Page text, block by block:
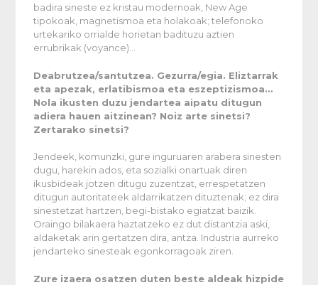
badira sineste ez kristau modernoak, New Age
tipokoak, magnetismoa eta holakoak; telefonoko
urtekariko orrialde horietan badituzu aztien
errubrikak (voyance)…
Deabrutzea/santutzea. Gezurra/egia. Eliztarrak
eta apezak, erlatibismoa eta eszeptizismoa…
Nola ikusten duzu jendartea aipatu ditugun
adiera hauen aitzinean? Noiz arte sinetsi?
Zertarako sinetsi?
Jendeek, komunzki, gure inguruaren arabera sinesten
dugu, harekin ados, eta sozialki onartuak diren
ikusbideak jotzen ditugu zuzentzat, errespetatzen
ditugun autoritateek aldarrikatzen dituztenak; ez dira
sinestetzat hartzen, begi-bistako egiatzat baizik.
Oraingo bilakaera haztatzeko ez dut distantzia aski,
aldaketak arin gertatzen dira, antza. Industria aurreko
jendarteko sinesteak egonkorragoak ziren.
Zure izaera osatzen duten beste aldeak hizpide